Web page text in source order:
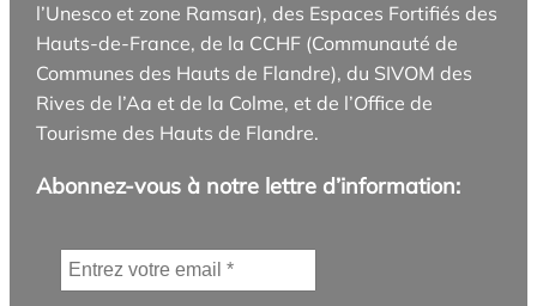
l’Unesco et zone Ramsar), des Espaces Fortifiés des
Hauts-de-France, de la CCHF (Communauté de
Communes des Hauts de Flandre), du SIVOM des
Rives de l’Aa et de la Colme, et de l’Office de
Tourisme des Hauts de Flandre.
Abonnez-vous à notre lettre d’information: